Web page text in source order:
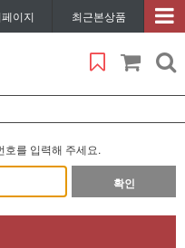
이지 최근본상품
호를 입력해 주세요.
확인